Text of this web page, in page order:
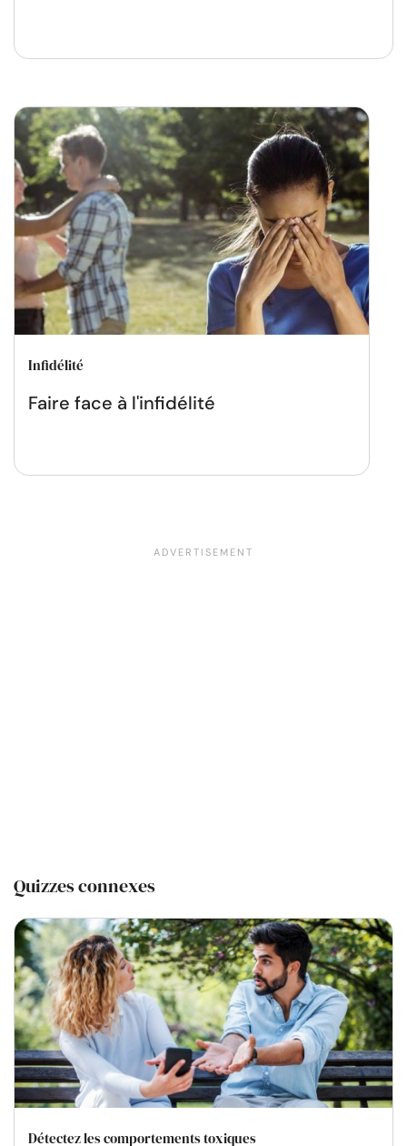
Infidélité
Faire face à l'infidélité
Quizzes connexes
Détectez les comportements toxiques